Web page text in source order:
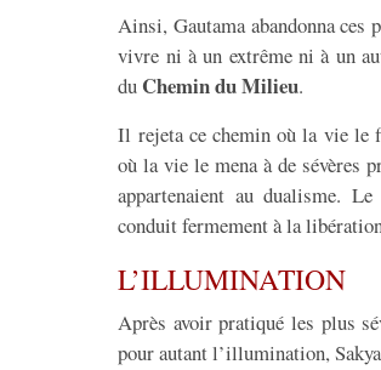
Ainsi, Gautama abandonna ces
vivre ni à un extrême ni à un
du Chemin du Milieu.
Il rejeta ce chemin où la vie le
où la vie le mena à de sévères
appartenaient au dualisme.
conduit fermement à la
L’ILLUMINATION
Après avoir pratiqué les plus
pour autant l’illumination,